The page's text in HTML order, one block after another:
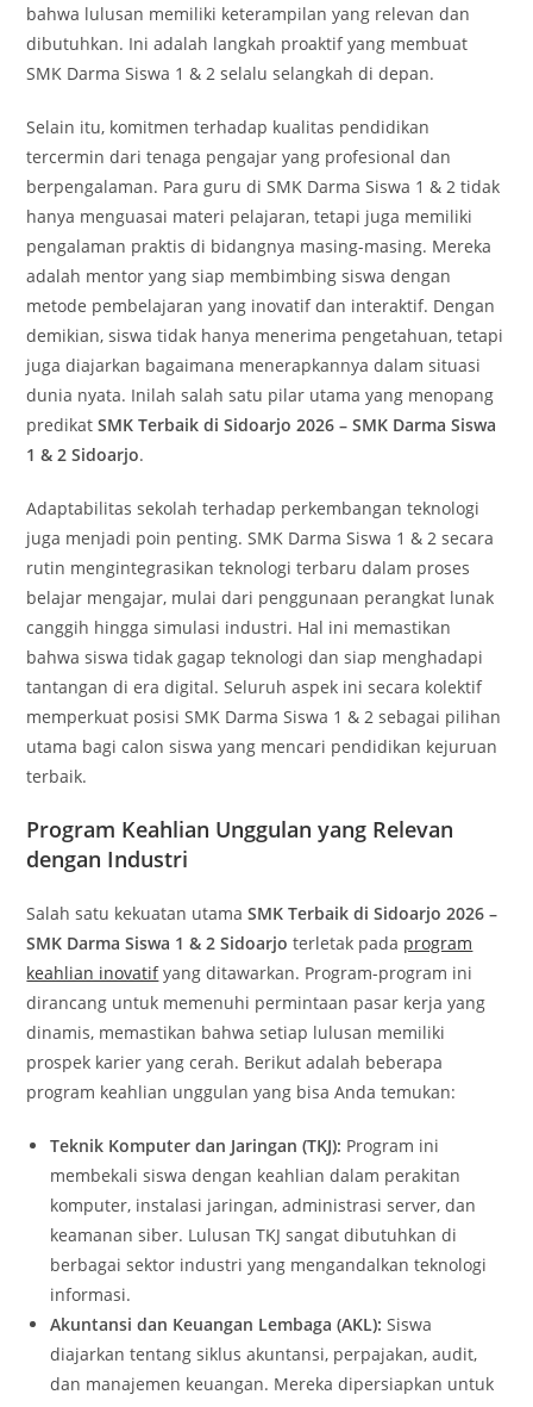
bahwa lulusan memiliki keterampilan yang relevan dan
dibutuhkan. Ini adalah langkah proaktif yang membuat
SMK Darma Siswa 1 & 2 selalu selangkah di depan.
Selain itu, komitmen terhadap kualitas pendidikan
tercermin dari tenaga pengajar yang profesional dan
berpengalaman. Para guru di SMK Darma Siswa 1 & 2 tidak
hanya menguasai materi pelajaran, tetapi juga memiliki
pengalaman praktis di bidangnya masing-masing. Mereka
adalah mentor yang siap membimbing siswa dengan
metode pembelajaran yang inovatif dan interaktif. Dengan
demikian, siswa tidak hanya menerima pengetahuan, tetapi
juga diajarkan bagaimana menerapkannya dalam situasi
dunia nyata. Inilah salah satu pilar utama yang menopang
predikatSMK Terbaik di Sidoarjo 2026 – SMK Darma Siswa
1 & 2 Sidoarjo.
Adaptabilitas sekolah terhadap perkembangan teknologi
juga menjadi poin penting. SMK Darma Siswa 1 & 2 secara
rutin mengintegrasikan teknologi terbaru dalam proses
belajar mengajar, mulai dari penggunaan perangkat lunak
canggih hingga simulasi industri. Hal ini memastikan
bahwa siswa tidak gagap teknologi dan siap menghadapi
tantangan di era digital. Seluruh aspek ini secara kolektif
memperkuat posisi SMK Darma Siswa 1 & 2 sebagai pilihan
utama bagi calon siswa yang mencari pendidikan kejuruan
terbaik.
Program Keahlian Unggulan yang Relevan
dengan Industri
Salah satu kekuatan utamaSMK Terbaik di Sidoarjo 2026 –
SMK Darma Siswa 1 & 2 Sidoarjo terletak pada program
keahlian inovatifyang ditawarkan. Program-program ini
dirancang untuk memenuhi permintaan pasar kerja yang
dinamis, memastikan bahwa setiap lulusan memiliki
prospek karier yang cerah. Berikut adalah beberapa
program keahlian unggulan yang bisa Anda temukan:
Teknik Komputer dan Jaringan (TKJ): Program ini
membekali siswa dengan keahlian dalam perakitan
komputer, instalasi jaringan, administrasi server, dan
keamanan siber. Lulusan TKJ sangat dibutuhkan di
berbagai sektor industri yang mengandalkan teknologi
informasi.
Akuntansi dan Keuangan Lembaga (AKL): Siswa
diajarkan tentang siklus akuntansi, perpajakan, audit,
dan manajemen keuangan. Mereka dipersiapkan untuk